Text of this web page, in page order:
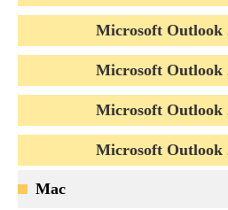
Microsoft Outlook
Microsoft Outlook
Microsoft Outlook
Microsoft Outlook
Mac